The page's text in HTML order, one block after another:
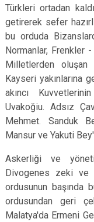
Türkleri ortadan
getirerek sefer
bu orduda
Normanlar, Frenkler
Milletlerden oluşan
Kayseri yakınlarına
akıncı
Uvakoğiu. Adsız
Mehmet. Sanduk
Mansur ve Yakuti
Askerliği ve
Divogenes zeki ve
ordusunun başında
ordusundan geri
Malatya'da Ermeni